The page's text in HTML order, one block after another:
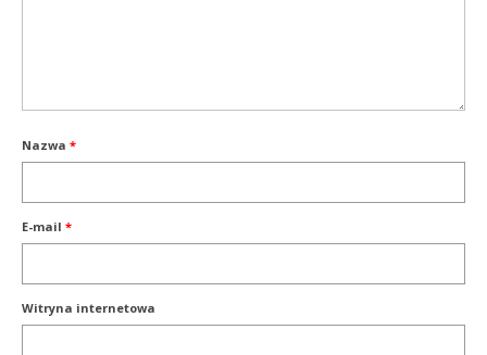
Nazwa *
E-mail *
Witryna internetowa